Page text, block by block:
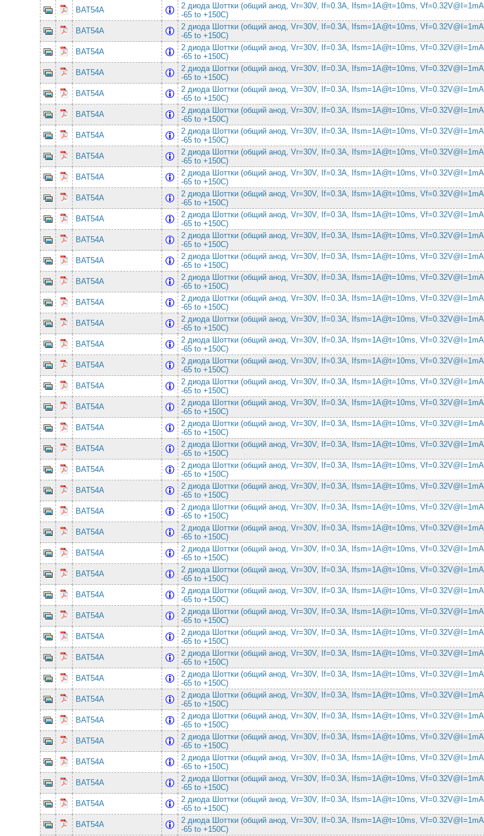
BAT54A
2 диода Шоттки (общий анод, Vr=30V, If=0.3A, Ifsm=1A@t=10ms, Vf=0.32V@I=1mA,
-65 to +150C)
BAT54A
2 диода Шоттки (общий анод, Vr=30V, If=0.3A, Ifsm=1A@t=10ms, Vf=0.32V@I=1mA,
-65 to +150C)
BAT54A
2 диода Шоттки (общий анод, Vr=30V, If=0.3A, Ifsm=1A@t=10ms, Vf=0.32V@I=1mA,
-65 to +150C)
BAT54A
2 диода Шоттки (общий анод, Vr=30V, If=0.3A, Ifsm=1A@t=10ms, Vf=0.32V@I=1mA,
-65 to +150C)
BAT54A
2 диода Шоттки (общий анод, Vr=30V, If=0.3A, Ifsm=1A@t=10ms, Vf=0.32V@I=1mA,
-65 to +150C)
BAT54A
2 диода Шоттки (общий анод, Vr=30V, If=0.3A, Ifsm=1A@t=10ms, Vf=0.32V@I=1mA,
-65 to +150C)
BAT54A
2 диода Шоттки (общий анод, Vr=30V, If=0.3A, Ifsm=1A@t=10ms, Vf=0.32V@I=1mA,
-65 to +150C)
BAT54A
2 диода Шоттки (общий анод, Vr=30V, If=0.3A, Ifsm=1A@t=10ms, Vf=0.32V@I=1mA,
-65 to +150C)
BAT54A
2 диода Шоттки (общий анод, Vr=30V, If=0.3A, Ifsm=1A@t=10ms, Vf=0.32V@I=1mA,
-65 to +150C)
BAT54A
2 диода Шоттки (общий анод, Vr=30V, If=0.3A, Ifsm=1A@t=10ms, Vf=0.32V@I=1mA,
-65 to +150C)
BAT54A
2 диода Шоттки (общий анод, Vr=30V, If=0.3A, Ifsm=1A@t=10ms, Vf=0.32V@I=1mA,
-65 to +150C)
BAT54A
2 диода Шоттки (общий анод, Vr=30V, If=0.3A, Ifsm=1A@t=10ms, Vf=0.32V@I=1mA,
-65 to +150C)
BAT54A
2 диода Шоттки (общий анод, Vr=30V, If=0.3A, Ifsm=1A@t=10ms, Vf=0.32V@I=1mA,
-65 to +150C)
BAT54A
2 диода Шоттки (общий анод, Vr=30V, If=0.3A, Ifsm=1A@t=10ms, Vf=0.32V@I=1mA,
-65 to +150C)
BAT54A
2 диода Шоттки (общий анод, Vr=30V, If=0.3A, Ifsm=1A@t=10ms, Vf=0.32V@I=1mA,
-65 to +150C)
BAT54A
2 диода Шоттки (общий анод, Vr=30V, If=0.3A, Ifsm=1A@t=10ms, Vf=0.32V@I=1mA,
-65 to +150C)
BAT54A
2 диода Шоттки (общий анод, Vr=30V, If=0.3A, Ifsm=1A@t=10ms, Vf=0.32V@I=1mA,
-65 to +150C)
BAT54A
2 диода Шоттки (общий анод, Vr=30V, If=0.3A, Ifsm=1A@t=10ms, Vf=0.32V@I=1mA,
-65 to +150C)
BAT54A
2 диода Шоттки (общий анод, Vr=30V, If=0.3A, Ifsm=1A@t=10ms, Vf=0.32V@I=1mA,
-65 to +150C)
BAT54A
2 диода Шоттки (общий анод, Vr=30V, If=0.3A, Ifsm=1A@t=10ms, Vf=0.32V@I=1mA,
-65 to +150C)
BAT54A
2 диода Шоттки (общий анод, Vr=30V, If=0.3A, Ifsm=1A@t=10ms, Vf=0.32V@I=1mA,
-65 to +150C)
BAT54A
2 диода Шоттки (общий анод, Vr=30V, If=0.3A, Ifsm=1A@t=10ms, Vf=0.32V@I=1mA,
-65 to +150C)
BAT54A
2 диода Шоттки (общий анод, Vr=30V, If=0.3A, Ifsm=1A@t=10ms, Vf=0.32V@I=1mA,
-65 to +150C)
BAT54A
2 диода Шоттки (общий анод, Vr=30V, If=0.3A, Ifsm=1A@t=10ms, Vf=0.32V@I=1mA,
-65 to +150C)
BAT54A
2 диода Шоттки (общий анод, Vr=30V, If=0.3A, Ifsm=1A@t=10ms, Vf=0.32V@I=1mA,
-65 to +150C)
BAT54A
2 диода Шоттки (общий анод, Vr=30V, If=0.3A, Ifsm=1A@t=10ms, Vf=0.32V@I=1mA,
-65 to +150C)
BAT54A
2 диода Шоттки (общий анод, Vr=30V, If=0.3A, Ifsm=1A@t=10ms, Vf=0.32V@I=1mA,
-65 to +150C)
BAT54A
2 диода Шоттки (общий анод, Vr=30V, If=0.3A, Ifsm=1A@t=10ms, Vf=0.32V@I=1mA,
-65 to +150C)
BAT54A
2 диода Шоттки (общий анод, Vr=30V, If=0.3A, Ifsm=1A@t=10ms, Vf=0.32V@I=1mA,
-65 to +150C)
BAT54A
2 диода Шоттки (общий анод, Vr=30V, If=0.3A, Ifsm=1A@t=10ms, Vf=0.32V@I=1mA,
-65 to +150C)
BAT54A
2 диода Шоттки (общий анод, Vr=30V, If=0.3A, Ifsm=1A@t=10ms, Vf=0.32V@I=1mA,
-65 to +150C)
BAT54A
2 диода Шоттки (общий анод, Vr=30V, If=0.3A, Ifsm=1A@t=10ms, Vf=0.32V@I=1mA,
-65 to +150C)
BAT54A
2 диода Шоттки (общий анод, Vr=30V, If=0.3A, Ifsm=1A@t=10ms, Vf=0.32V@I=1mA,
-65 to +150C)
BAT54A
2 диода Шоттки (общий анод, Vr=30V, If=0.3A, Ifsm=1A@t=10ms, Vf=0.32V@I=1mA,
-65 to +150C)
BAT54A
2 диода Шоттки (общий анод, Vr=30V, If=0.3A, Ifsm=1A@t=10ms, Vf=0.32V@I=1mA,
-65 to +150C)
BAT54A
2 диода Шоттки (общий анод, Vr=30V, If=0.3A, Ifsm=1A@t=10ms, Vf=0.32V@I=1mA,
-65 to +150C)
BAT54A
2 диода Шоттки (общий анод, Vr=30V, If=0.3A, Ifsm=1A@t=10ms, Vf=0.32V@I=1mA,
-65 to +150C)
BAT54A
2 диода Шоттки (общий анод, Vr=30V, If=0.3A, Ifsm=1A@t=10ms, Vf=0.32V@I=1mA,
-65 to +150C)
BAT54A
2 диода Шоттки (общий анод, Vr=30V, If=0.3A, Ifsm=1A@t=10ms, Vf=0.32V@I=1mA,
-65 to +150C)
BAT54A
2 диода Шоттки (общий анод, Vr=30V, If=0.3A, Ifsm=1A@t=10ms, Vf=0.32V@I=1mA,
-65 to +150C)